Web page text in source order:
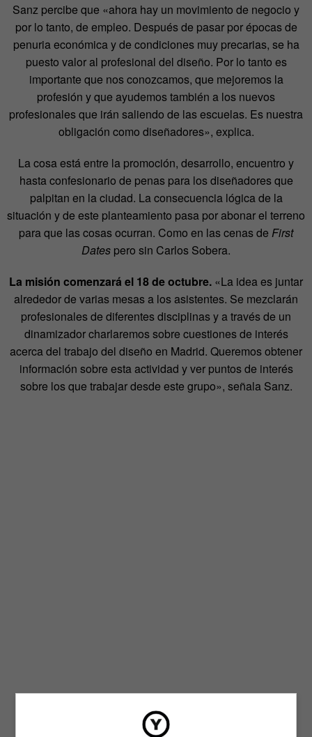
Sanz percibe que «ahora hay un movimiento de negocio y
por lo tanto, de empleo. Después de pasar por épocas de
penuria económica y de condiciones muy precarias, se ha
puesto valor al profesional del diseño. Por lo tanto es
importante que nos conozcamos, que mejoremos la
profesión y que ayudemos también a los nuevos
profesionales que irán saliendo de las escuelas. Es nuestra
obligación como diseñadores», explica.
La cosa está entre la promoción, desarrollo, encuentro y
hasta confesionario de penas para los diseñadores que
palpitan en la ciudad. La consecuencia lógica de la
situación y de este planteamiento pasa por abonar el terreno
para que las cosas ocurran. Como en las cenas de First
Dates pero sin Carlos Sobera.
La misión comenzará el 18 de octubre. «La idea es juntar
alrededor de varias mesas a los asistentes. Se mezclarán
profesionales de diferentes disciplinas y a través de un
dinamizador charlaremos sobre cuestiones de interés
acerca del trabajo del diseño en Madrid. Queremos obtener
información sobre esta actividad y ver puntos de interés
sobre los que trabajar desde este grupo», señala Sanz.